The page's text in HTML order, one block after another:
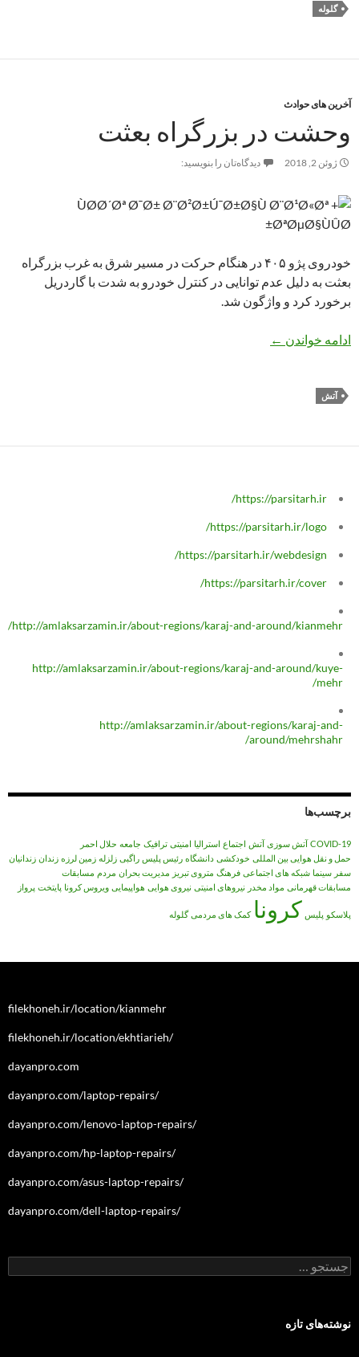
گلوله
آخرین های حوادث
وحشت در بزرگراه بعثت
ژوئن 2, 2018 دیدگاه‌تان را بنویسید:
خودروی پژو ۴۰۵ در هنگام حرکت در مسیر شرق به غرب بزرگراه
بعثت به دلیل عدم توانایی در کنترل خودرو به شدت با گاردریل
برخورد کرد و واژگون شد.
ادامه خواندن وحشت در بزرگراه بعثت
←
آتش‌
https://parsitarh.ir/
https://parsitarh.ir/logo/
https://parsitarh.ir/webdesign/
https://parsitarh.ir/cover/
http://amlaksarzamin.ir/about-regions/karaj-and-around/kianmehr/
http://amlaksarzamin.ir/about-regions/karaj-and-around/kuye-
mehr/
http://amlaksarzamin.ir/about-regions/karaj-and-
around/mehrshahr/
برچسب‌ها
COVID-19 آتش سوزی آتش‌ اجتماع استرالیا امنیتی ترافیک جامعه حلال احمر
حمل و نقل هوایی بین المللی خودکشی دانشگاه رئیس پلیس راگبی زلزله زمین لرزه زندان زندانیان
سفر سینما شبکه های اجتماعی فرهنگ متروی تبریز مدیریت بحران مردم مسابقات
مسابقات قهرمانی مواد مخدر نیروهای امنیتی نیروی هوایی هواپیمایی ویروس کرونا پایتخت پرواز
پلاسکو پلیس کرونا کمک های مردمی گلوله
filekhoneh.ir/location/kianmehr
filekhoneh.ir/location/ekhtiarieh/
dayanpro.com
dayanpro.com/laptop-repairs/
dayanpro.com/lenovo-laptop-repairs/
dayanpro.com/hp-laptop-repairs/
dayanpro.com/asus-laptop-repairs/
dayanpro.com/dell-laptop-repairs/
جستجو
برای:
نوشته‌های تازه